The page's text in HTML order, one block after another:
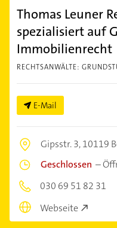
Thomas Leuner
spezialisiert auf
Immobilienrecht
RECHTSANWÄLTE:
E-Mail
Gipsstr. 3,10119
Geschlossen –
030 69 51 82 31
Webseite